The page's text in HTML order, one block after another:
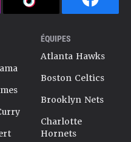
ÉQUIPES
Atlanta Hawks
Boston Celtics
Brooklyn Nets
Charlotte
Hornets